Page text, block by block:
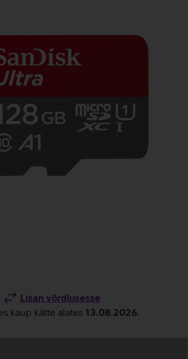
Lisan võrdlusesse
kaup kätte alates 13.08.2026